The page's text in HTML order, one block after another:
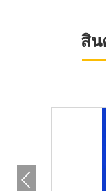
สิ